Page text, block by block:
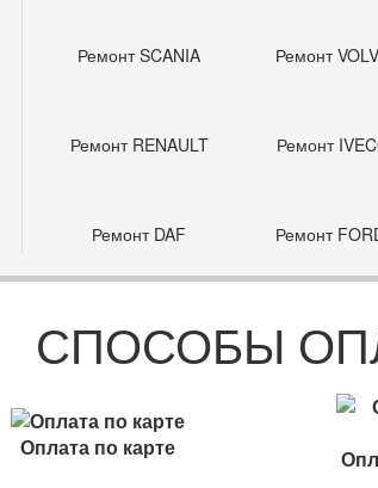
Ремонт SCANIA Ремонт
Ремонт RENAULT Ремонт
Ремонт DAF Ремонт
СПОСОБЫ
Оплата по карте